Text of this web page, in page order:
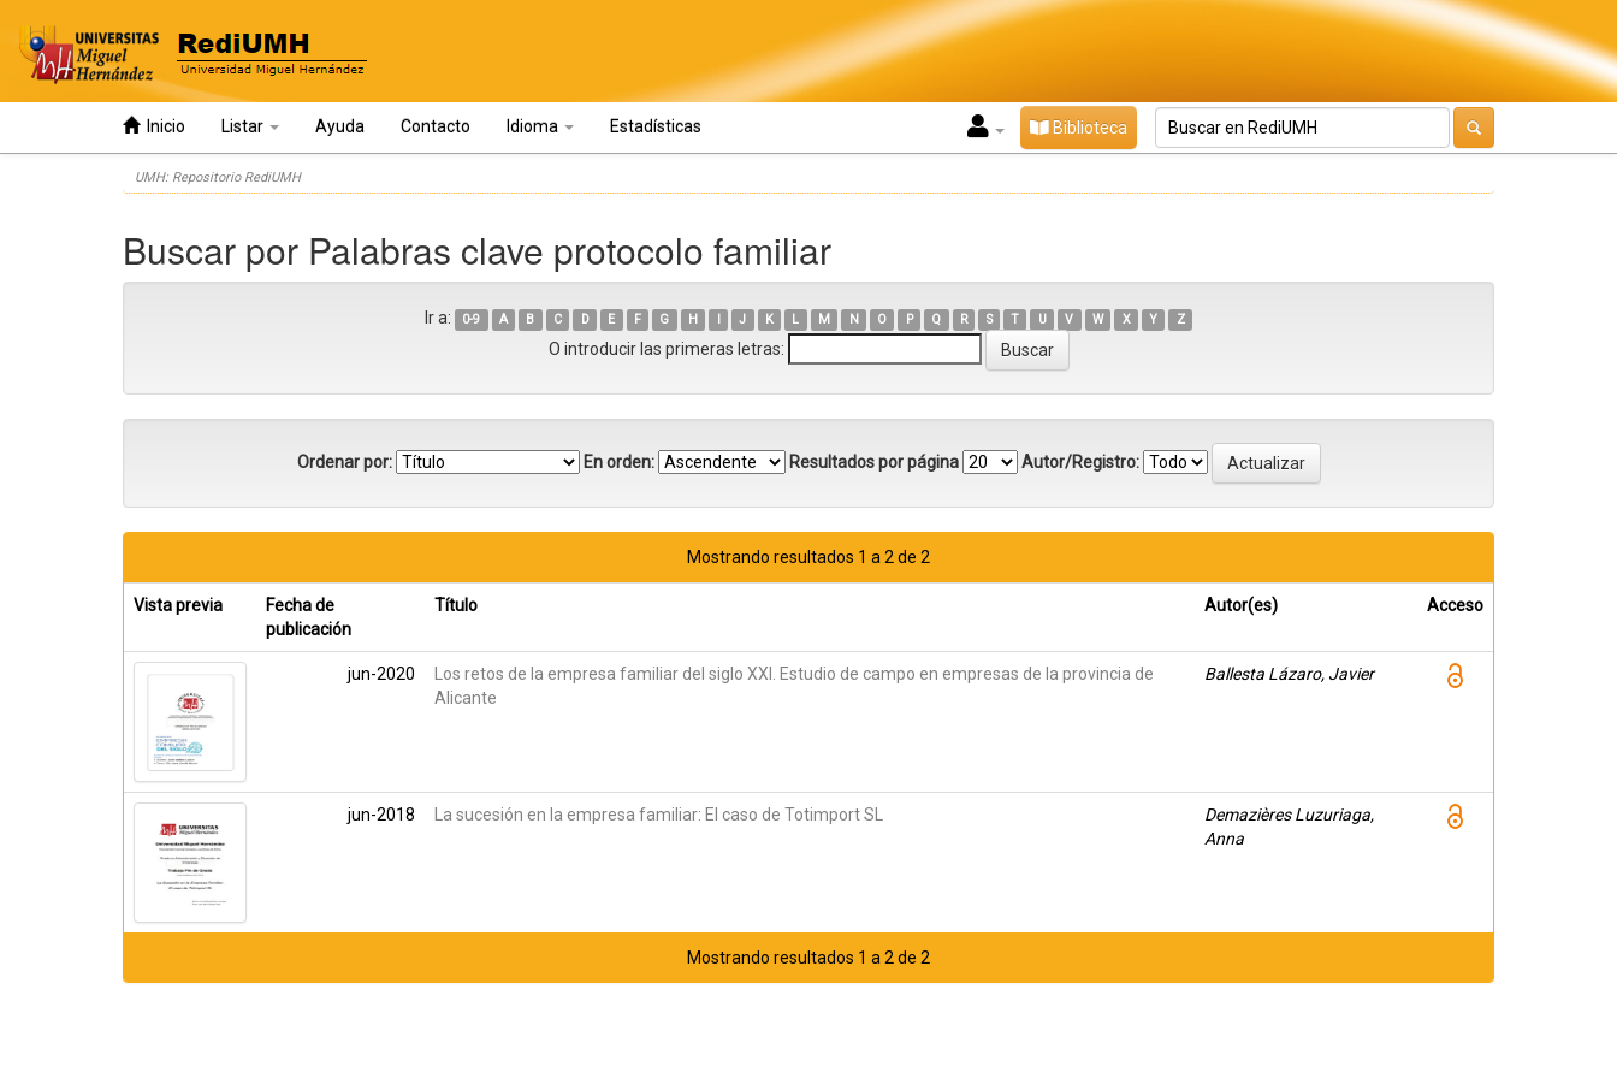
Inicio Listar Ayuda Contacto Idioma Estadísticas Biblioteca
UMH: Repositorio RediUMH
Buscar por Palabras clave protocolo familiar
Ir a: 0-9 A B C D E F G H I J K L M N O P Q R S T U V W X Y Z
O introducir las primeras letras:
Ordenar por: En orden: Resultados por página Autor/Registro:
Mostrando resultados 1 a 2 de 2
Vista previa
Fecha de
publicación
Título Autor(es) Acceso
jun-2020
Los retos de la empresa familiar del siglo XXI. Estudio de campo en empresas de la provincia de
Alicante
Ballesta Lázaro, Javier
jun-2018 La sucesión en la empresa familiar: El caso de Totimport SL
Demazières Luzuriaga,
Anna
Mostrando resultados 1 a 2 de 2